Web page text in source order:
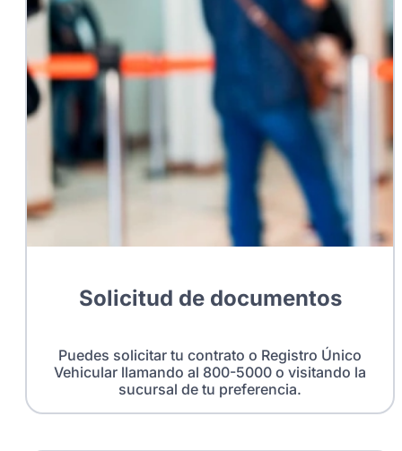
Solicitud de documentos
Puedes solicitar tu contrato o Registro Único
Vehicular llamando al 800-5000 o visitando la
sucursal de tu preferencia.